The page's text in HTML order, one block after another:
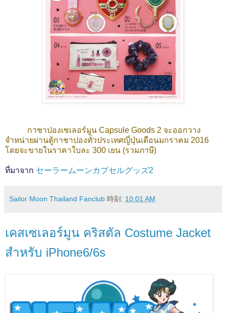
กาชาปองเซเลอร์มูน Capsule Goods 2 จะออกวาง
จำหน่ายผ่านตู้กาชาปองทั่วประเทศญี่ปุ่นเดือนมกราคม 2016
โดยจะขายในราคาใบละ 300 เยน (รวมภาษี)
ที่มาจาก セーラームーンカプセルグッズ2
Sailor Moon Thailand Fanclub 時刻: 10:01 AM
เคสเซเลอร์มูน คริสตัล Costume Jacket
สำหรับ iPhone6/6s